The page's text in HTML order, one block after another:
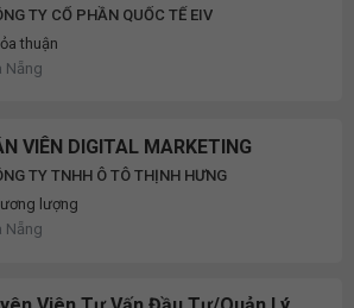
TY CỔ PHẦN QUỐC TẾ EIV
thuận
Nẵng
VIÊN DIGITAL MARKETING
TY TNHH Ô TÔ THỊNH HƯNG
lượng
Nẵng